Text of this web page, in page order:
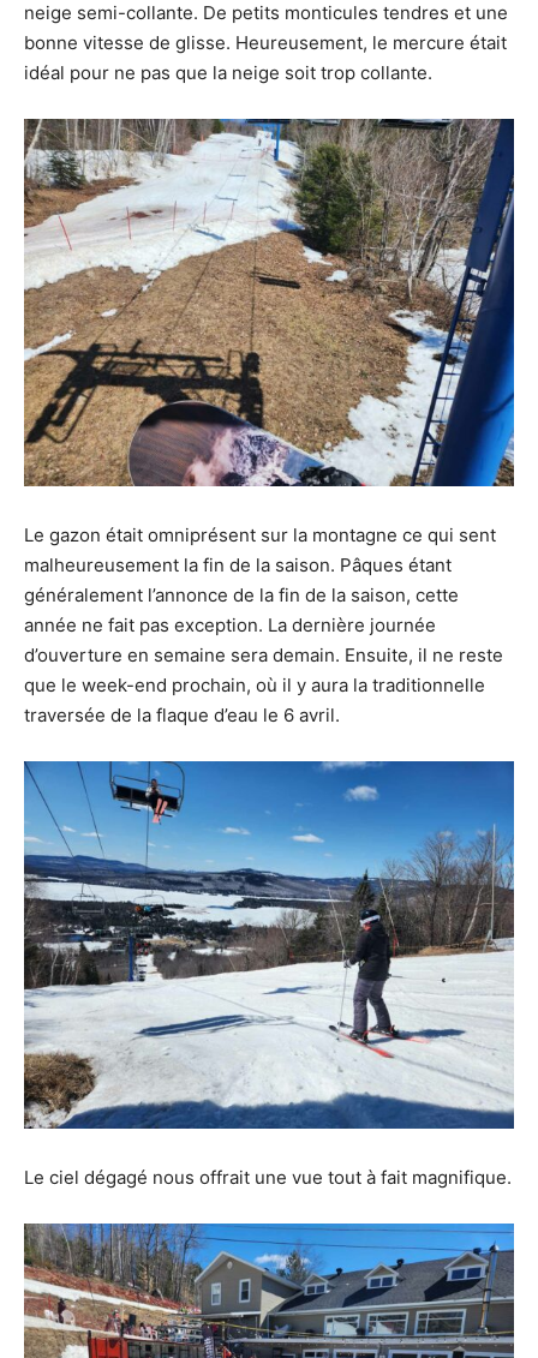
neige semi-collante. De petits monticules tendres et une
bonne vitesse de glisse. Heureusement, le mercure était
idéal pour ne pas que la neige soit trop collante.
Le gazon était omniprésent sur la montagne ce qui sent
malheureusement la fin de la saison. Pâques étant
généralement l’annonce de la fin de la saison, cette
année ne fait pas exception. La dernière journée
d’ouverture en semaine sera demain. Ensuite, il ne reste
que le week-end prochain, où il y aura la traditionnelle
traversée de la flaque d’eau le 6 avril.
Le ciel dégagé nous offrait une vue tout à fait magnifique.